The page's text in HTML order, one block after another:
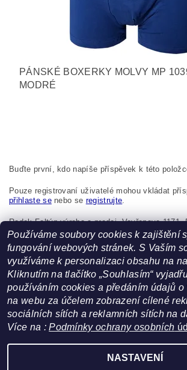
PÁNSKÉ BOXERKY MOLVY MP
MODRÉ
Buďte první, kdo napíše příspěvek k této
Pouze registrovaní uživatelé mohou vkládat
přihlaste senebo se registrujte.
Radek Foltýn výroba a prodej, Vavřenova 1171,
Česká republika, foltynradek@seznam.cz
Facebook | Heureka.cz
Používáme soubory cookies k zajištění
fungování webových stránek. S Vaším
využíváme k personalizaci obsahu na
Kliknutím na tlačítko „Souhlasím“
používáním cookies a předáním údajů o
na webu za účelem zobrazení cílené
sociálních sítích a reklamních sítích na
Více na :Podmínky ochrany osobních
NASTAVENÍ